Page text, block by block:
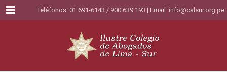
Menu Teléfonos: 01 691-6143 / 900 639 193 | Email: info@calsur.org.pe